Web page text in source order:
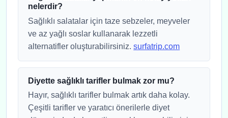
nelerdir?
Sağlıklı salatalar için taze sebzeler, meyveler
ve az yağlı soslar kullanarak lezzetli
alternatifler oluşturabilirsiniz.surfatrip.com
Diyette sağlıklı tarifler bulmak zor mu?
Hayır, sağlıklı tarifler bulmak artık daha kolay.
Çeşitli tarifler ve yaratıcı önerilerle diyet